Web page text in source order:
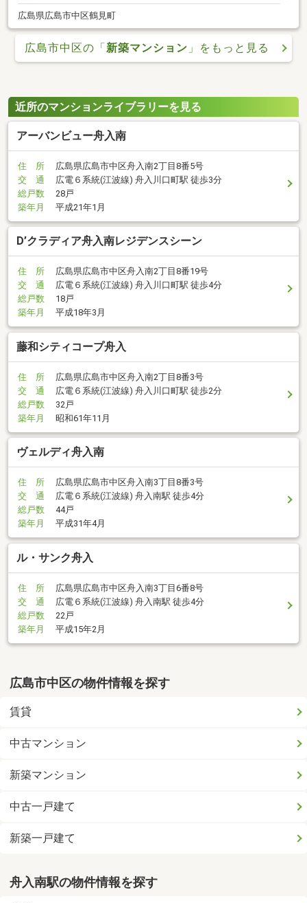
広島県広島市中区鶴見町
広島市中区の「新築マンション 」をもっと見る
近所のマンションライブラリーを見る
アーバンビュー舟入南
住 所
広島県広島市中区舟入南2丁目8番5号
交 通
広電６系統(江波線) 舟入川口町駅 徒歩3分
総戸数
28戸
築年月
平成21年1月
D’クラディア舟入南レジデンスシーン
住 所
広島県広島市中区舟入南2丁目8番19号
交 通
広電６系統(江波線) 舟入川口町駅 徒歩4分
総戸数
18戸
築年月
平成18年3月
藤和シティコープ舟入
住 所
広島県広島市中区舟入南2丁目8番3号
交 通
広電６系統(江波線) 舟入川口町駅 徒歩2分
総戸数
32戸
築年月
昭和61年11月
ヴェルディ舟入南
住 所
広島県広島市中区舟入南3丁目8番3号
交 通
広電６系統(江波線) 舟入南駅 徒歩4分
総戸数
44戸
築年月
平成31年4月
ル・サンク舟入
住 所
広島県広島市中区舟入南3丁目6番8号
交 通
広電６系統(江波線) 舟入南駅 徒歩4分
総戸数
22戸
築年月
平成15年2月
広島市中区の物件情報を探す
賃貸
中古マンション
新築マンション
中古一戸建て
新築一戸建て
舟入南駅の物件情報を探す